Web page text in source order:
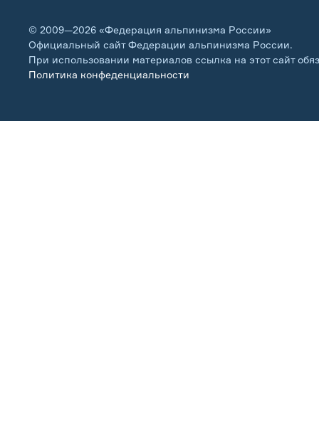
© 2009—2026 «Федерация альпинизма России»
Официальный сайт Федерации альпинизма России.
При использовании материалов ссылка на этот сайт
Политика конфеденциальности